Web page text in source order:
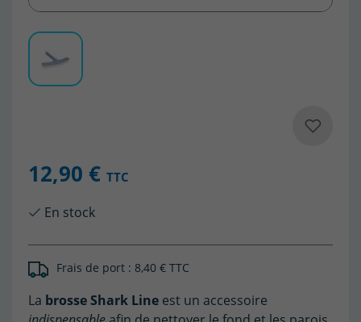
12,90 € TTC
En stock
Frais de port : 8,40 € TTC
La brosse Shark Line est un accessoire